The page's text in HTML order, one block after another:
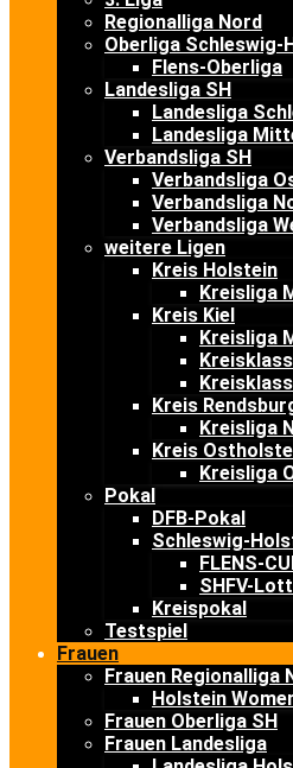
Regionalliga Nord
Oberliga Schleswig-
Flens-Oberliga
Landesliga SH
Landesliga
Landesliga
Verbandsliga SH
Verbandsliga
Verbandsliga
Verbandsliga
weitere Ligen
Kreis Holstein
Kreisliga
Kreis Kiel
Kreisliga
Kreis
Kreisliga
Kreis
Kreisliga
Pokal
DFB-Pokal
Schleswig-
FLENS-
SHFV-
Kreispokal
Testspiel
Frauen
Frauen Regionalliga
Holstein
Frauen Oberliga SH
Frauen Landesliga